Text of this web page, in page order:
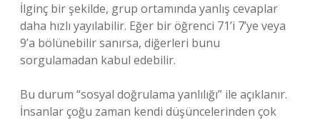
İlginç bir şekilde, grup ortamında yanlış cevaplar
daha hızlı yayılabilir. Eğer bir öğrenci 71’i 7’ye veya
9’a bölünebilir sanırsa, diğerleri bunu
sorgulamadan kabul edebilir.
Bu durum “sosyal doğrulama yanlılığı” ile açıklanır.
İnsanlar çoğu zaman kendi düşüncelerinden çok